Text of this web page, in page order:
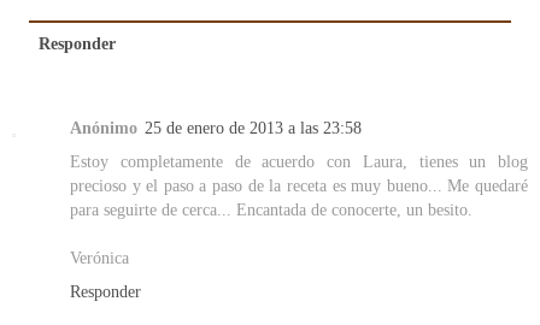
Responder
Anónimo 25 de enero de 2013 a las 23:58
Estoy completamente de acuerdo con Laura, tienes un blog
precioso y el paso a paso de la receta es muy bueno... Me quedaré
para seguirte de cerca... Encantada de conocerte, un besito.
Verónica
Responder